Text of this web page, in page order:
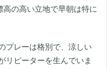
の高い立地で早朝は特に
プレーは格別で、涼しい
リピーターを生んでいま